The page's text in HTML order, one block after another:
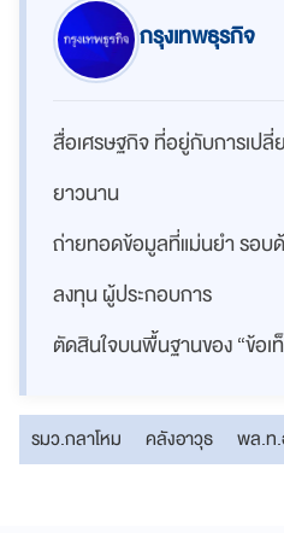
กรุงเทพธุรกิจ
สื่อเศรษฐกิจ ที่อยู่กับการเปลี่
ยาวนาน
ถ่ายทอดข้อมูลที่แม่นยำ รอบ
ลงทุน ผู้ประกอบการ
ตัดสินใจบนพื้นฐานของ “ข้อเท็
รมว.กลาโหม คลังอาวุธ พล.ท